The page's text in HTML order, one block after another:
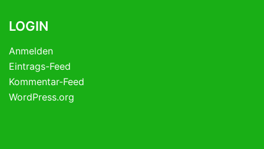
LOGIN
Anmelden
Eintrags-Feed
Kommentar-Feed
WordPress.org